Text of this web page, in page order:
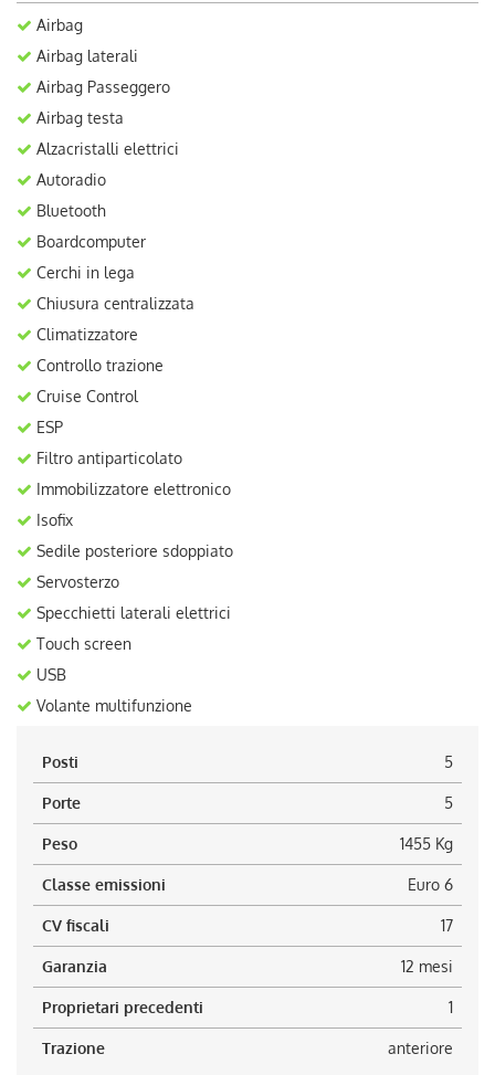
Airbag
Airbag laterali
Airbag Passeggero
Airbag testa
Alzacristalli elettrici
Autoradio
Bluetooth
Boardcomputer
Cerchi in lega
Chiusura centralizzata
Climatizzatore
Controllo trazione
Cruise Control
ESP
Filtro antiparticolato
Immobilizzatore elettronico
Isofix
Sedile posteriore sdoppiato
Servosterzo
Specchietti laterali elettrici
Touch screen
USB
Volante multifunzione
Posti 5
Porte 5
Peso 1455 Kg
Classe emissioni Euro 6
CV fiscali 17
Garanzia 12 mesi
Proprietari precedenti 1
Trazione anteriore